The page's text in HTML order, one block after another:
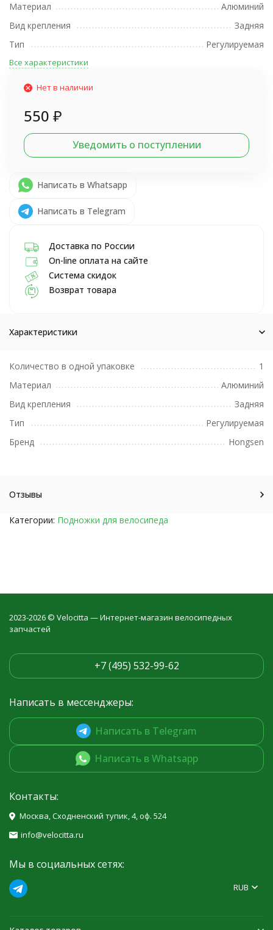
Материал
Алюминий
Вид крепления
Задняя
Тип
Регулируемая
Все характеристики
Нет в наличии
550 ₽
Уведомить о поступлении
Написать в Whatsapp
Написать в Telegram
Доставка по России
On-line оплата на сайте
Система скидок
Возврат товара
Характеристики
Количество в одной упаковке
1
Материал
Алюминий
Вид крепления
Задняя
Тип
Регулируемая
Бренд
Hongsen
Отзывы
Категории: Подножки для велосипеда
2023-2026 © Velocitta — Интернет-магазин велосипедных
запчастей
+7 (495) 532-99-62
Написать в мессенджеры:
Написать в Telegram
Написать в Whatsapp
Контакты:
Москва, Сходненский тупик, 4, оф. 524
info@velocitta.ru
Мы в социальных сетях:
RUB